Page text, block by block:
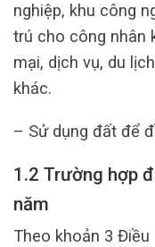
nghiệp, khu công
trú cho công nhân
mại, dịch vụ, du
khác.
– Sử dụng đất để
1.2 Trường hợp
năm
Theo khoản 3